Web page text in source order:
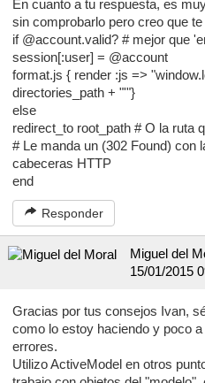
En cuanto a tu respuesta, es
sin comprobarlo pero creo que
if @account.valid? # mejor que
session[:user] = @account
format.js { render :js =>
directories_path + "'"}
else
redirect_to root_path # O la ruta
# Le manda un (302 Found) con
cabeceras HTTP
end
Responder
Miguel del
15/01/2015
Gracias por tus consejos Ivan,
como lo estoy haciendo y poco
errores.
Utilizo ActiveModel en otros